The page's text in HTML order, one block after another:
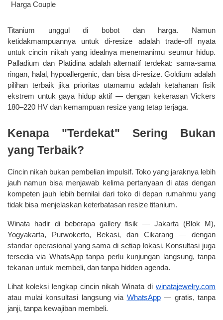
Harga Couple
Titanium unggul di bobot dan harga. Namun
ketidakmampuannya untuk di-resize adalah trade-off nyata
untuk cincin nikah yang idealnya menemanimu seumur hidup.
Palladium dan Platidina adalah alternatif terdekat: sama-sama
ringan, halal, hypoallergenic, dan bisa di-resize. Goldium adalah
pilihan terbaik jika prioritas utamamu adalah ketahanan fisik
ekstrem untuk gaya hidup aktif — dengan kekerasan Vickers
180–220 HV dan kemampuan resize yang tetap terjaga.
Kenapa "Terdekat" Sering Bukan
yang Terbaik?
Cincin nikah bukan pembelian impulsif. Toko yang jaraknya lebih
jauh namun bisa menjawab kelima pertanyaan di atas dengan
kompeten jauh lebih bernilai dari toko di depan rumahmu yang
tidak bisa menjelaskan keterbatasan resize titanium.
Winata hadir di beberapa gallery fisik — Jakarta (Blok M),
Yogyakarta, Purwokerto, Bekasi, dan Cikarang — dengan
standar operasional yang sama di setiap lokasi. Konsultasi juga
tersedia via WhatsApp tanpa perlu kunjungan langsung, tanpa
tekanan untuk membeli, dan tanpa hidden agenda.
Lihat koleksi lengkap cincin nikah Winata di winatajewelry.com
atau mulai konsultasi langsung via WhatsApp — gratis, tanpa
janji, tanpa kewajiban membeli.